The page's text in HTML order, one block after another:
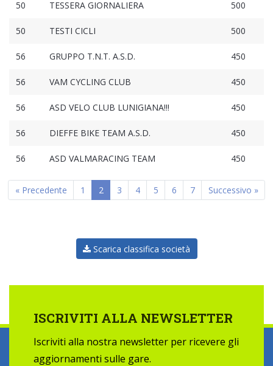
50 TESSERA GIORNALIERA 500
50 TESTI CICLI 500
56 GRUPPO T.N.T. A.S.D. 450
56 VAM CYCLING CLUB 450
56 ASD VELO CLUB LUNIGIANA!!! 450
56 DIEFFE BIKE TEAM A.S.D. 450
56 ASD VALMARACING TEAM 450
« Precedente 1 2 3 4 5 6 7 Successivo »
Scarica classifica società
ISCRIVITI ALLA NEWSLETTER
Iscriviti alla nostra newsletter per ricevere gli
aggiornamenti sulle gare.